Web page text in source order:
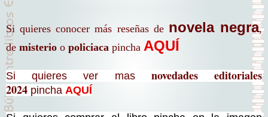
Si quieres conocer más reseñas de novela negra,
de misterio o policiaca pincha AQUÍ
Si quieres ver mas novedades editoriales
2024 pincha AQUÍ